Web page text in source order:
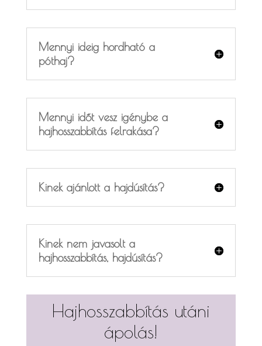
Mennyi ideig hordható a
póthaj?
Mennyi időt vesz igénybe a
hajhosszabbítás felrakása?
Kinek ajánlott a hajdúsítás?
Kinek nem javasolt a
hajhosszabbítás, hajdúsítás?
Hajhosszabbítás utáni
ápolás!